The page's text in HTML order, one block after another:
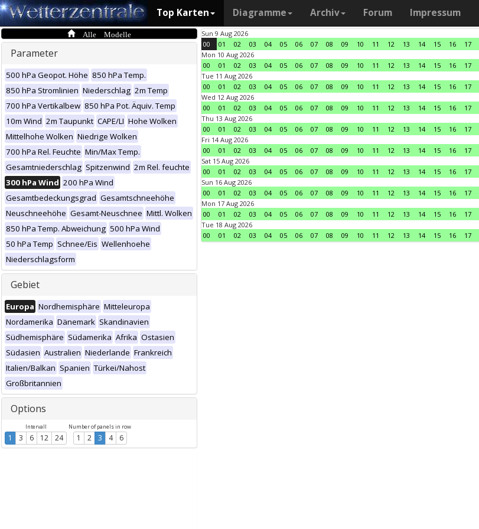
Top Karten Diagramme Archiv Forum Impressum
Alle Modelle
Parameter
500 hPa Geopot. Höhe 850 hPa Temp.
850 hPa Stromlinien Niederschlag 2m Temp
700 hPa Vertikalbew 850 hPa Pot. Äquiv. Temp
10m Wind 2m Taupunkt CAPE/LI Hohe Wolken
Mittelhohe Wolken Niedrige Wolken
700 hPa Rel. Feuchte Min/Max Temp.
Gesamtniederschlag Spitzenwind 2m Rel. feuchte
300 hPa Wind 200 hPa Wind
Gesamtbedeckungsgrad Gesamtschneehöhe
Neuschneehöhe Gesamt-Neuschnee Mittl. Wolken
850 hPa Temp. Abweichung 500 hPa Wind
50 hPa Temp Schnee/Eis Wellenhoehe
Niederschlagsform
Gebiet
Europa Nordhemisphäre Mitteleuropa
Nordamerika Dänemark Skandinavien
Südhemisphäre Südamerika Afrika Ostasien
Südasien Australien Niederlande Frankreich
Italien/Balkan Spanien Türkei/Nahost
Großbritannien
Options
Intervall
1 3 6 12 24
Number of panels in row
1 2 3 4 6
Sun 9 Aug 2026
00
01 02 03 04 05 06 07 08 09 10 11 12 13 14 15 16 17
Mon 10 Aug 2026
00
01 02 03 04 05 06 07 08 09 10 11 12 13 14 15 16 17
Tue 11 Aug 2026
00
01 02 03 04 05 06 07 08 09 10 11 12 13 14 15 16 17
Wed 12 Aug 2026
00
01 02 03 04 05 06 07 08 09 10 11 12 13 14 15 16 17
Thu 13 Aug 2026
00
01 02 03 04 05 06 07 08 09 10 11 12 13 14 15 16 17
Fri 14 Aug 2026
00
01 02 03 04 05 06 07 08 09 10 11 12 13 14 15 16 17
Sat 15 Aug 2026
00
01 02 03 04 05 06 07 08 09 10 11 12 13 14 15 16 17
Sun 16 Aug 2026
00
01 02 03 04 05 06 07 08 09 10 11 12 13 14 15 16 17
Mon 17 Aug 2026
00
01 02 03 04 05 06 07 08 09 10 11 12 13 14 15 16 17
Tue 18 Aug 2026
00
01 02 03 04 05 06 07 08 09 10 11 12 13 14 15 16 17